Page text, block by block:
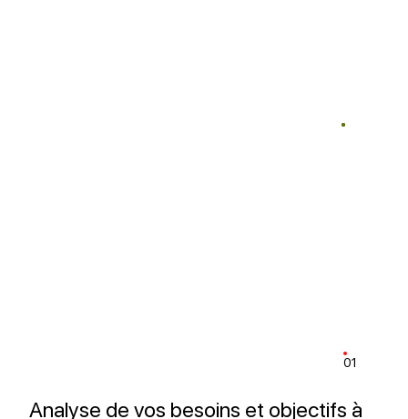
01
Analyse de vos besoins et objectifs à